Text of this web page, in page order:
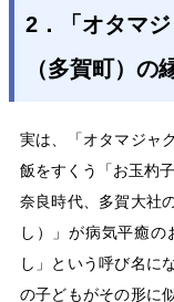
2．「オタマ
（多賀町）の
実は、「オタマジャ
飯をすくう「お玉杓
奈良時代、多賀大社
し）」が病気平癒の
し」という呼び名に
の子どもがその形に